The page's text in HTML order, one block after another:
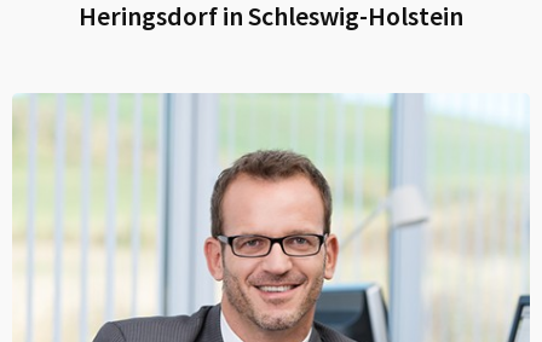
Heringsdorf in Schleswig-Holstein